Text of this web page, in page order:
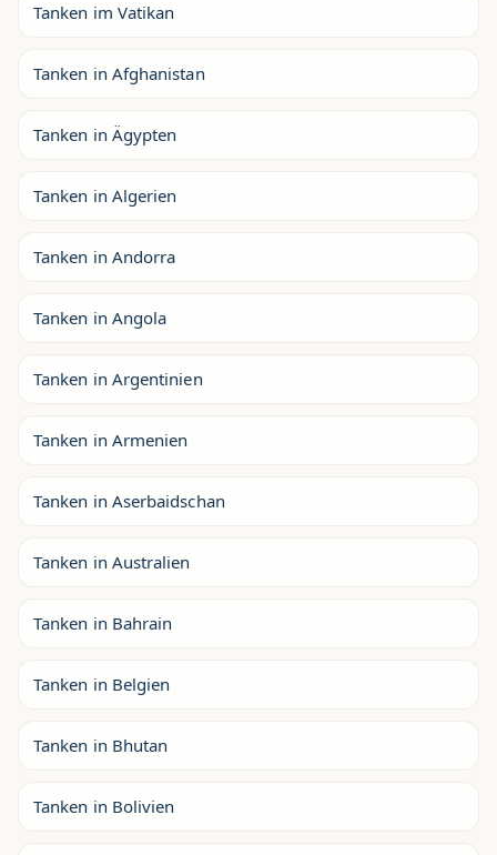
Tanken im Vatikan
Tanken in Afghanistan
Tanken in Ägypten
Tanken in Algerien
Tanken in Andorra
Tanken in Angola
Tanken in Argentinien
Tanken in Armenien
Tanken in Aserbaidschan
Tanken in Australien
Tanken in Bahrain
Tanken in Belgien
Tanken in Bhutan
Tanken in Bolivien